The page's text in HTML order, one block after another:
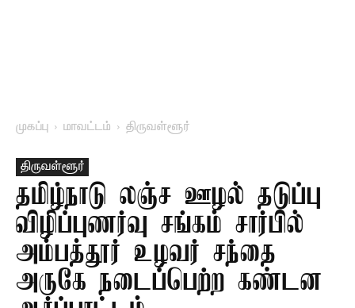
முகப்பு மாவட்டம் திருவள்ளூர்
திருவள்ளூர்
தமிழ்நாடு லஞ்ச ஊழல் தடுப்பு
விழிப்புணர்வு சங்கம் சார்பில்
அம்பத்தூர் உழவர் சந்தை
அருகே நடைப்பெற்ற கண்டன